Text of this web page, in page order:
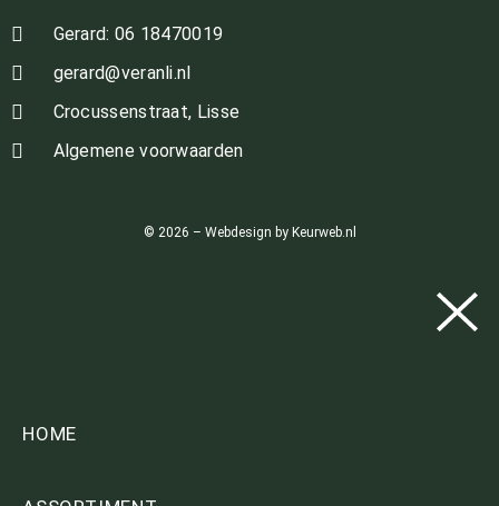
Gerard: 06 18470019
gerard@veranli.nl
Crocussenstraat, Lisse
Algemene voorwaarden
© 2026 – Webdesign by Keurweb.nl
HOME